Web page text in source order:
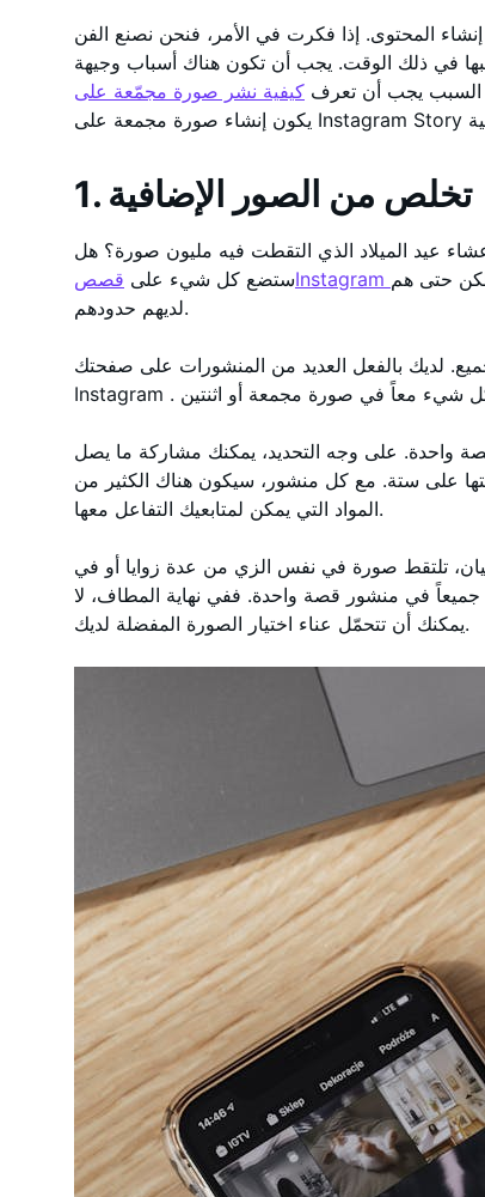
المحتوى. إذا فكرت في الأمر، فنحن نصنع الفن
في ذلك الوقت. يجب أن تكون هناك أسباب وجيهة
السبب يجب أن تعرف
1. تخلص من الصور الإضافية
عيد الميلاد الذي التقطت فيه مليون صورة؟ هل
ستضع كل شيء علىقصصInstagram حتى هم
لديهم حدودهم.
لديك بالفعل العديد من المنشورات على صفحتك
على وجه التحديد، يمكنك مشاركة ما يصل
على ستة. مع كل منشور، سيكون هناك الكثير من
المواد التي يمكن لمتابعيك التفاعل معها.
تلتقط صورة في نفس الزي من عدة زوايا أو في
في منشور قصة واحدة. ففي نهاية المطاف، لا
يمكنك أن تتحمّل عناء اختيار الصورة المفضلة لديك.